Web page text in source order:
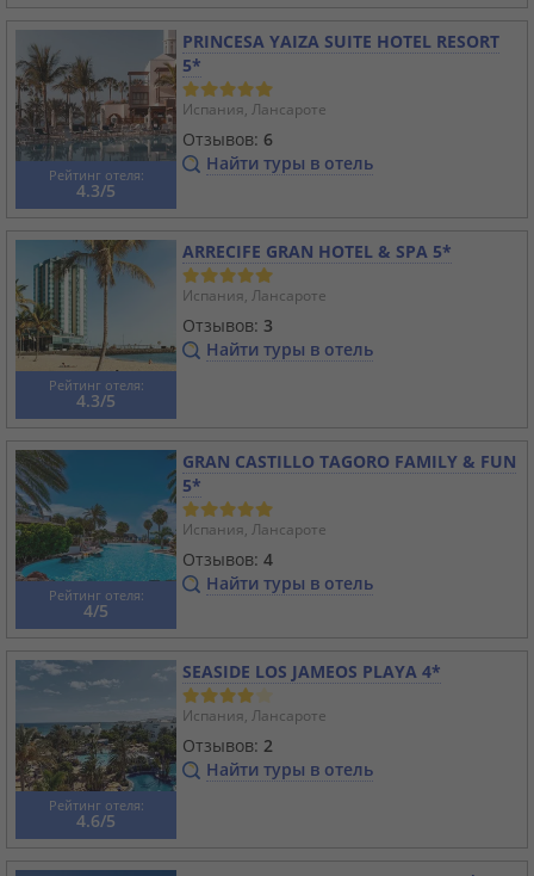
Рейтинг отеля:
4.3/5
PRINCESA YAIZA SUITE HOTEL RESORT
5*
Испания, Лансароте
Отзывов: 6
Найти туры в отель
Рейтинг отеля:
4.3/5
ARRECIFE GRAN HOTEL & SPA 5*
Испания, Лансароте
Отзывов: 3
Найти туры в отель
Рейтинг отеля:
4/5
GRAN CASTILLO TAGORO FAMILY & FUN
5*
Испания, Лансароте
Отзывов: 4
Найти туры в отель
Рейтинг отеля:
4.6/5
SEASIDE LOS JAMEOS PLAYA 4*
Испания, Лансароте
Отзывов: 2
Найти туры в отель